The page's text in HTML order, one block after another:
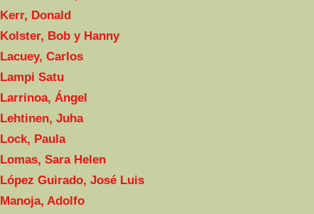
Kerr, Donald
Kolster, Bob y Hanny
Lacuey, Carlos
Lampi Satu
Larrinoa, Ángel
Lehtinen, Juha
Lock, Paula
Lomas, Sara Helen
López Guirado, José Luis
Manoja, Adolfo